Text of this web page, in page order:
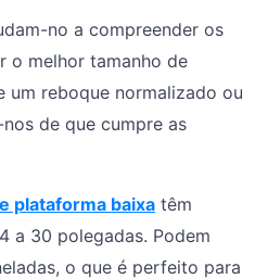
no a compreender os
o melhor tamanho de
um reboque normalizado ou
de que cumpre as
plataforma baixa têm
a 30 polegadas. Podem
o que é perfeito para